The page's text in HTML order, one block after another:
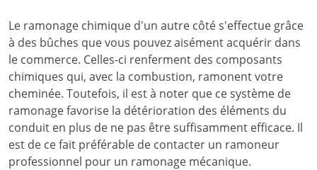
Le ramonage chimique d'un autre côté s'effectue grâce
à des bûches que vous pouvez aisément acquérir dans
le commerce. Celles-ci renferment des composants
chimiques qui, avec la combustion, ramonent votre
cheminée. Toutefois, il est à noter que ce système de
ramonage favorise la détérioration des éléments du
conduit en plus de ne pas être suffisamment efficace. Il
est de ce fait préférable de contacter un ramoneur
professionnel pour un ramonage mécanique.